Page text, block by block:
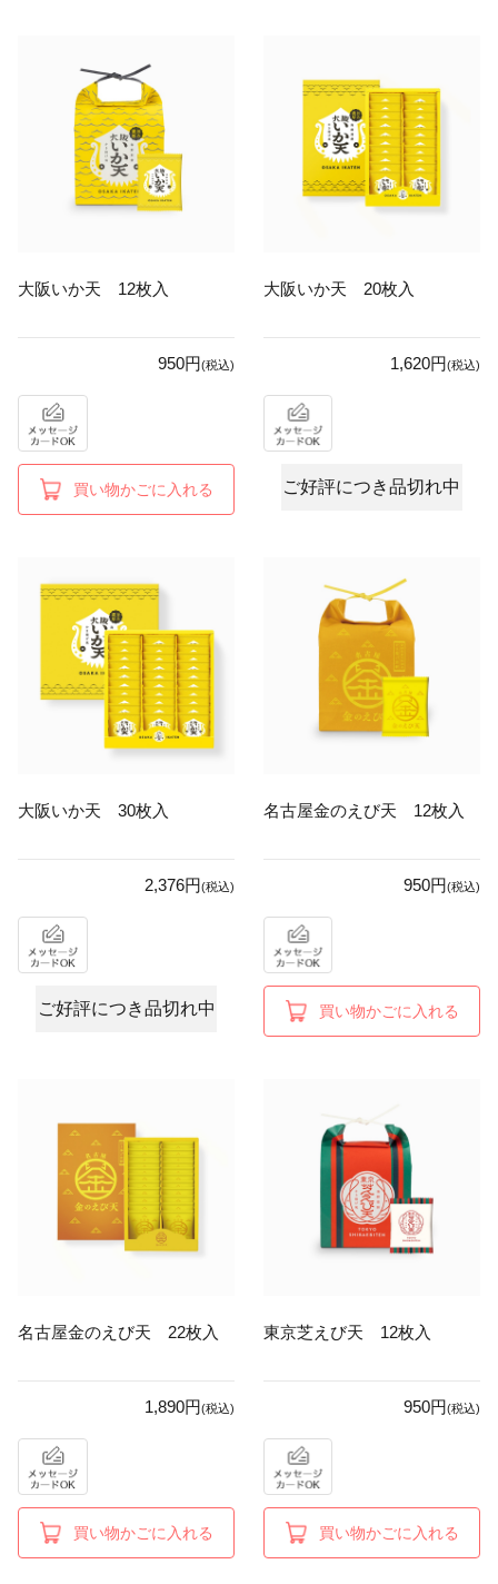
大阪いか天 12枚入
950円(税込)
買い物かごに入れる
大阪いか天 20枚入
1,620円(税込)
ご好評につき品切れ中
大阪いか天 30枚入
2,376円(税込)
ご好評につき品切れ中
名古屋金のえび天 12枚入
950円(税込)
買い物かごに入れる
名古屋金のえび天 22枚入
1,890円(税込)
買い物かごに入れる
東京芝えび天 12枚入
950円(税込)
買い物かごに入れる